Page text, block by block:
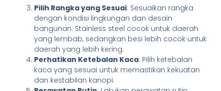
Pilih Rangka yang Sesuai: Sesuaikan rangka
dengan kondisi lingkungan dan desain
bangunan. Stainless steel cocok untuk daerah
yang lembab, sedangkan besi lebih cocok untuk
daerah yang lebih kering.
Perhatikan Ketebalan Kaca: Pilih ketebalan
kaca yang sesuai untuk memastikan kekuatan
dan kestabilan kanopi.